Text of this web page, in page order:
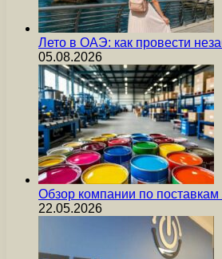
Лето в ОАЭ: как провести
05.08.2026
Обзор компании по
22.05.2026